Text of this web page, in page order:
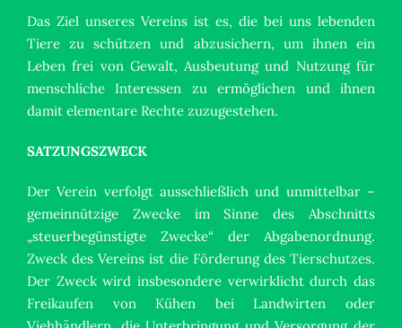
Das Ziel unseres Vereins ist es, die bei uns lebenden
Tiere zu schützen und abzusichern, um ihnen ein
Leben frei von Gewalt, Ausbeutung und Nutzung für
menschliche Interessen zu ermöglichen und ihnen
damit elementare Rechte zuzugestehen.
SATZUNGSZWECK
Der Verein verfolgt ausschließlich und unmittelbar –
gemeinnützige Zwecke im Sinne des Abschnitts
„steuerbegünstigte Zwecke“ der Abgabenordnung.
Zweck des Vereins ist die Förderung des Tierschutzes.
Der Zweck wird insbesondere verwirklicht durch das
Freikaufen von Kühen bei Landwirten oder